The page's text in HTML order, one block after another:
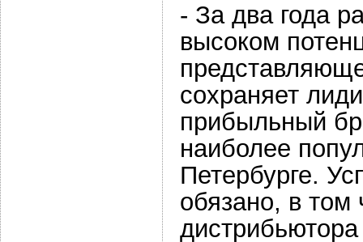
- За два года
высоком
сохраняет
прибыльный
наиболее
Петербурге.
обязано, в